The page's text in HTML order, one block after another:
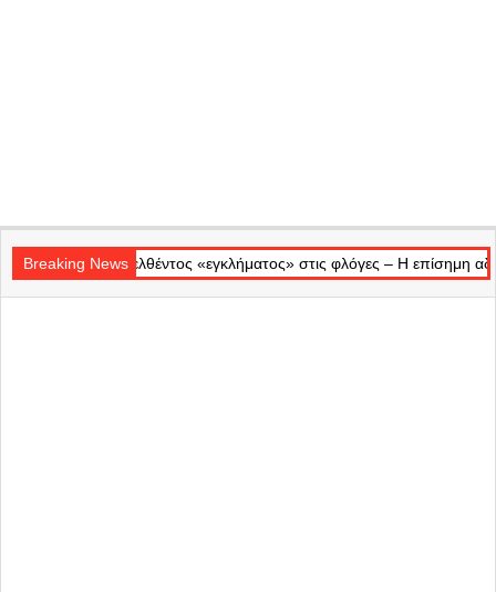
Navigation
Menu
Breaking News«εγκλήματος» στις φλόγες – Η επίσημη αδιαφορία